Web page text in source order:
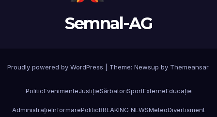
Semnal-AG
Proudly powered by WordPress Theme: Newsup by Themeansar.
PoliticEvenimenteJustițieSărbatoriSportExterneEducație
AdministrațieInformarePoliticBREAKING NEWSMeteoDivertisment